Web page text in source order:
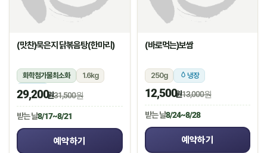
(맛찬)묵은지 닭볶음탕(한마리)
화학첨가물최소화
1.6kg
냉장
29,200원31,500원
받는 날8/17~8/21
예약하기
(바로먹는)보쌈
250g 냉장
12,500원13,000원
받는 날8/24~8/28
예약하기